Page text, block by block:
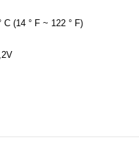
C (14 ° F ~ 122 ° F)